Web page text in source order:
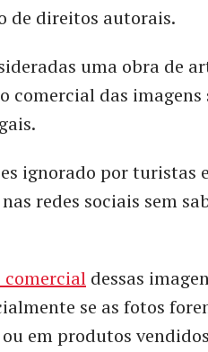
de direitos autorais.
uma obra de
comercial das
ignorado por turistas
redes sociais sem
comercial dessas
se as fotos
em produtos